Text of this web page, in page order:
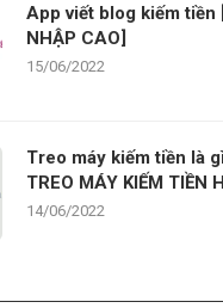
App viết blog kiếm tiền
NHẬP CAO]
15/06/2022
Treo máy kiếm tiền là
TREO MÁY KIẾM TIỀN
14/06/2022